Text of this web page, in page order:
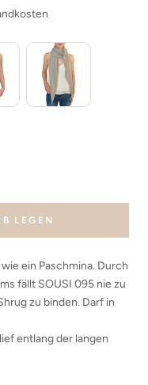
LEGEN
ein Paschmina. Durch
fällt SOUSI 095 nie zu
zu binden. Darf in
entlang der langen